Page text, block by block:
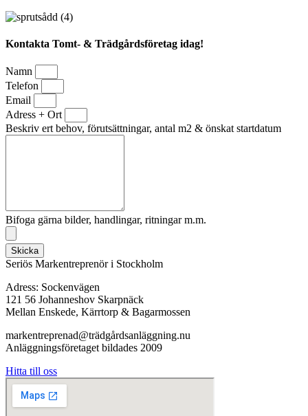
Kontakta Tomt- & Trädgårdsföretag idag!
Namn
Telefon
Email
Adress + Ort
Beskriv ert behov, förutsättningar, antal m2 & önskat startdatum
Bifoga gärna bilder, handlingar, ritningar m.m.
Skicka
Seriös Markentreprenör i Stockholm
Adress: Sockenvägen
121 56 Johanneshov Skarpnäck
Mellan Enskede, Kärrtorp & Bagarmossen
markentreprenad@trädgårdsanläggning.nu
Anläggningsföretaget bildades 2009
Hitta till oss